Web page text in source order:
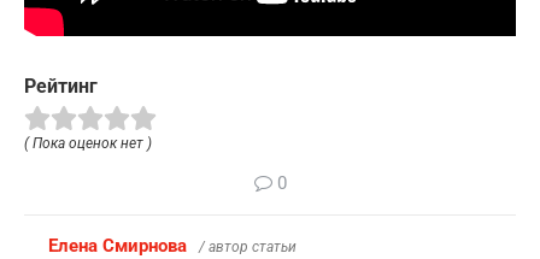
Рейтинг
( Пока оценок нет )
0
Елена Смирнова / автор статьи